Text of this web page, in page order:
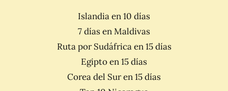
Islandia en 10 días
7 días en Maldivas
Ruta por Sudáfrica en 15 días
Egipto en 15 días
Corea del Sur en 15 días